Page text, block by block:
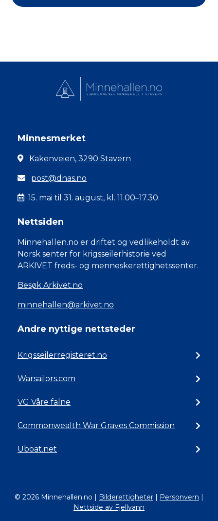
Minnesmerket
Kakenveien, 3290 Stavern
post@dnas.no
15. mai til 31. august, kl. 11.00–17.30.
Nettsiden
Minnehallen.no er driftet og vedlikeholdt av
Norsk senter for krigsseilerhistorie ved
ARKIVET freds- og menneskerettighetssenter.
Besøk Arkivet.no
minnehallen@arkivet.no
Andre nyttige nettsteder
Krigsseilerregisteret.no
Warsailors.com
VG Våre falne
Commonwealth War Graves Commission
Uboat.net
© 2026 Minnehallen.no | Bilderettigheter | Personvern |
Nettside av Fjellvann
Norsk bokmål